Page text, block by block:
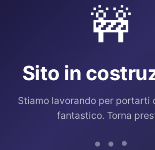
🚧
Sito in
Stiamo lavorando per portarti
fantastico. Torna